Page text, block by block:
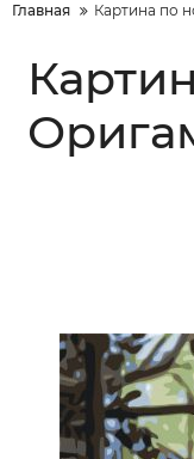
Главная Картина по